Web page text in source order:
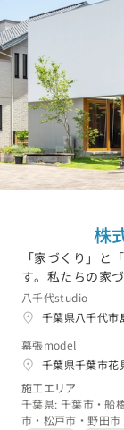
新潟県 (3)富山県
東海エリア
愛知県 (8) 岐阜県
関西エリア
大阪府 (5)兵庫県
和歌山県 (2)
中国エリア
香川県 (0) 徳島県
九州・沖縄エリ
福岡県 (6)佐賀県
鹿児島県 (1)
株
「家づくり」と
す。私たちの家
断熱」「健康に
の空間設計」を
フスタイルに合
いただくために
宅建築、外構工
っておりますの
さい。皆さまに
り、守っていけ
八千代studio
千葉県八千代市
幕張model
千葉県千葉市花
施工エリア
千葉県: 千葉市・船
市・松戸市・野田